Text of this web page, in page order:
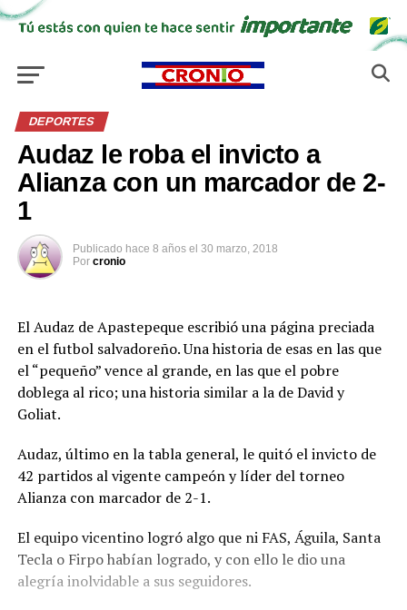
DEPORTES
Audaz le roba el invicto a
Alianza con un marcador de 2-
1
Publicado hace 8 años el 30 marzo, 2018
Por cronio
El Audaz de Apastepeque escribió una página preciada
en el futbol salvadoreño. Una historia de esas en las que
el “pequeño” vence al grande, en las que el pobre
doblega al rico; una historia similar a la de David y
Goliat.
Audaz, último en la tabla general, le quitó el invicto de
42 partidos al vigente campeón y líder del torneo
Alianza con marcador de 2-1.
El equipo vicentino logró algo que ni FAS, Águila, Santa
Tecla o Firpo habían logrado, y con ello le dio una
alegría inolvidable a sus seguidores.